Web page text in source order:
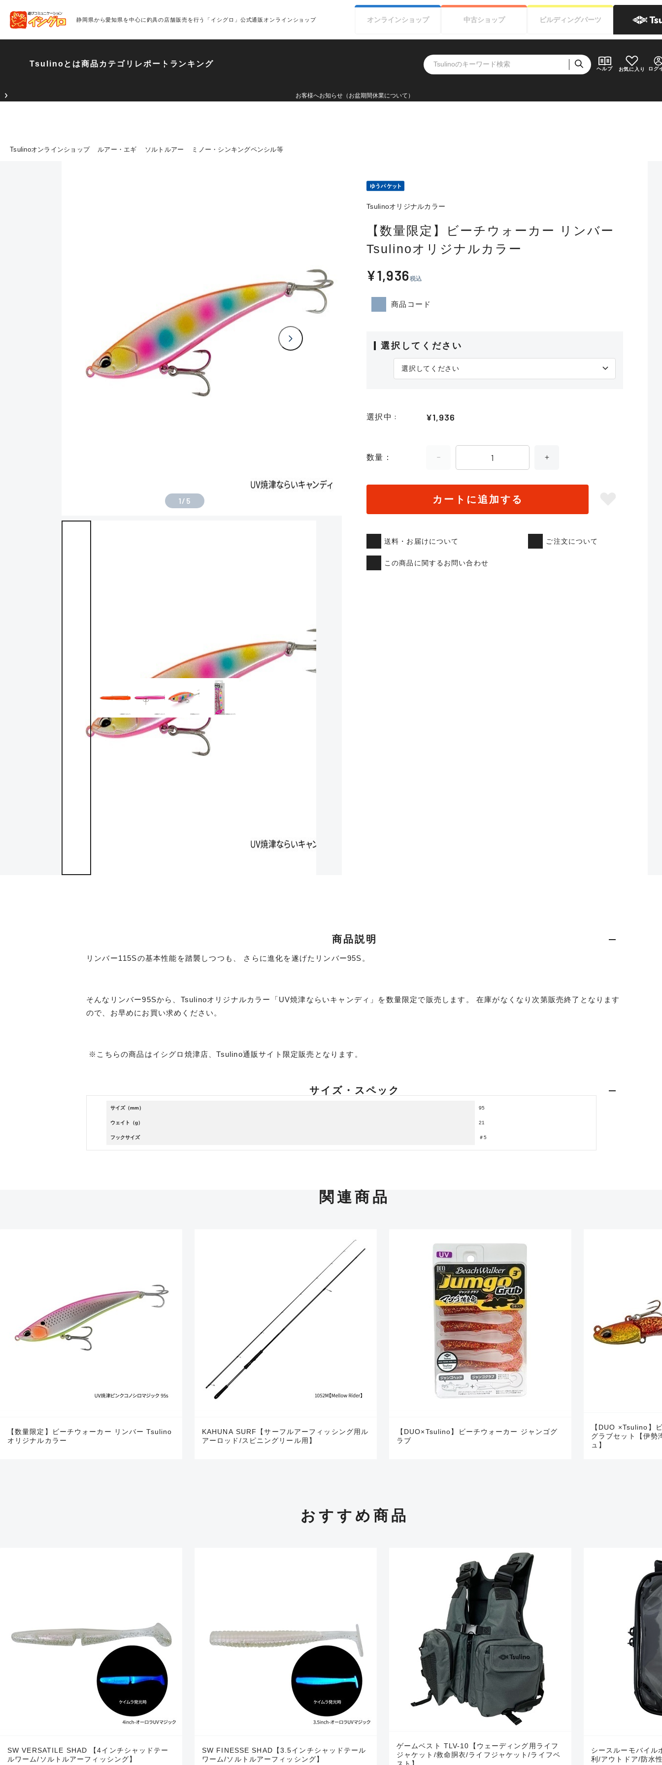
静岡県から愛知県を中心に釣具の店舗販売を行う「イシグロ」公式通販オンラインショップ
ヘルプ お気に入り ログ
オンラインショップ 中古ショップ ビルディングパーツ
Tsulinoとは商品カテゴリ レポート ランキング
お客様へお知らせ（お盆期間休業について）
Tsulinoオンラインショップ ルアー・エギ ソルトルアー ミノー・シンキングペンシル等
A
使用感や傷のある一般的な中古品
かなり使用感があり、全体的に目立つ傷が多
い品
著しく状態が悪いが使用はできるもの、改造
品も含む
※ルアー、エギ、雑品、その他につきましてはランク表記はございません。 状態は写真にてご
1/ 5
Tsulinoオリジナルカラー
【数量限定】ビーチウォーカー リンバー
Tsulinoオリジナルカラー
¥1,936税込
商品コード
選択してください
選択中 ¥1,936
数量
カートに追加する
送料・お届けについて ご注文について
この商品に関するお問い合わせ
商品説明
リンバー115Sの基本性能を踏襲しつつも、 さらに進化を遂げたリンバー95S。
そんなリンバー95Sから、Tsulinoオリジナルカラー「UV焼津ならいキャンディ」を数量限定で販売します。 在庫がなくなり次第販売終了となります
ので、お早めにお買い求めください。
※こちらの商品はイシグロ焼津店、Tsulino通販サイト限定販売となります。
サイズ・スペック
サイズ（mm） 95
ウェイト（g） 21
フックサイズ ＃5
関連商品
【数量限定】ビーチウォーカー リンバー Tsulino
オリジナルカラー
KAHUNA SURF【サーフルアーフィッシング用ル
アーロッド/スピニングリール用】
【DUO×Tsulino】ビーチウォーカー ジャンゴグ
ラブ
【DUO ×Tsulino】
グラブセット【伊勢
ュ】
おすすめ商品
SW VERSATILE SHAD 【4インチシャッドテー
ルワーム/ソルトルアーフィッシング】
SW FINESSE SHAD【3.5インチシャッドテール
ワーム/ソルトルアーフィッシング】
ゲームベスト TLV-10【ウェーディング用ライフ
ジャケット/救命胴衣/ライフジャケット/ライフベ
シースルーモバイル
利/アウトドア/防水